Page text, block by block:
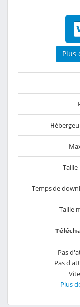
Plus
Taille
Temps de
Taille
Pas
Pas
Plus